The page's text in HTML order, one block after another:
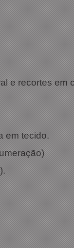
e recortes em
em tecido.